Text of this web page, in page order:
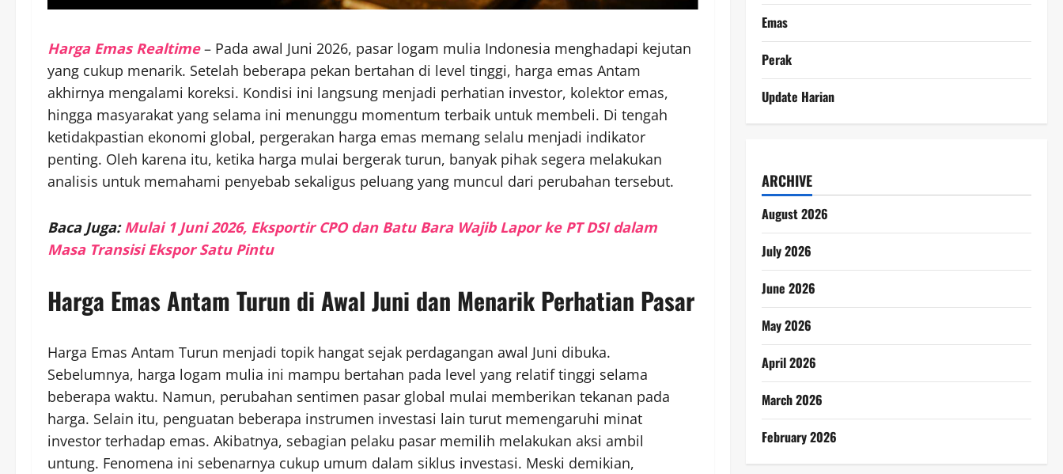
Harga Emas Realtime– Pada awal Juni 2026, pasar logam mulia Indonesia menghadapi kejutan
yang cukup menarik. Setelah beberapa pekan bertahan di level tinggi, harga emas Antam
akhirnya mengalami koreksi. Kondisi ini langsung menjadi perhatian investor, kolektor emas,
hingga masyarakat yang selama ini menunggu momentum terbaik untuk membeli. Di tengah
ketidakpastian ekonomi global, pergerakan harga emas memang selalu menjadi indikator
penting. Oleh karena itu, ketika harga mulai bergerak turun, banyak pihak segera melakukan
analisis untuk memahami penyebab sekaligus peluang yang muncul dari perubahan tersebut.
Baca Juga:Mulai 1 Juni 2026, Eksportir CPO dan Batu Bara Wajib Lapor ke PT DSI dalam
Masa Transisi Ekspor Satu Pintu
Harga Emas Antam Turun di Awal Juni dan Menarik Perhatian Pasar
Harga Emas Antam Turun menjadi topik hangat sejak perdagangan awal Juni dibuka.
Sebelumnya, harga logam mulia ini mampu bertahan pada level yang relatif tinggi selama
beberapa waktu. Namun, perubahan sentimen pasar global mulai memberikan tekanan pada
harga. Selain itu, penguatan beberapa instrumen investasi lain turut memengaruhi minat
investor terhadap emas. Akibatnya, sebagian pelaku pasar memilih melakukan aksi ambil
untung. Fenomena ini sebenarnya cukup umum dalam siklus investasi. Meski demikian,
Emas
Perak
Update Harian
ARCHIVE
August 2026
July 2026
June 2026
May 2026
April 2026
March 2026
February 2026